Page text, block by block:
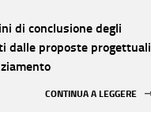
di conclusione degli
dalle proposte progettuali
CONTINUA A LEGGERE